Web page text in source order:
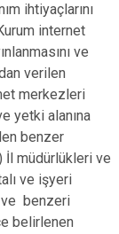
ihtiyaçlarını
internet
ve
verilen
merkezleri
yetki alanına
benzer
İl müdürlükleri ve
ve işyeri
ve benzeri
belirlenen